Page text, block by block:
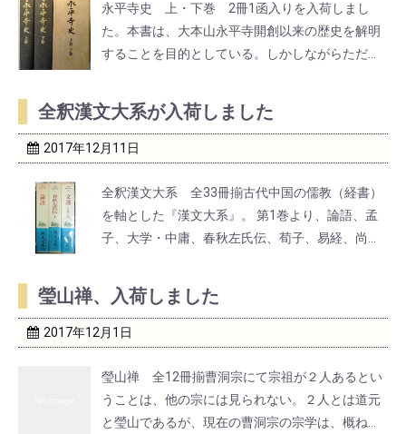
永平寺史 上・下巻 2冊1函入りを入荷しまし
た。本書は、大本山永平寺開創以来の歴史を解明
することを目的としている。しかしながらただ大
にも通じるものである。内容は御開山道元禅師・
二祖懐奨をはじめとする歴代住持の行実などをで
きるかぎり究明し ...
全釈漢文大系が入荷しました
2017年12月11日
全釈漢文大系 全33冊揃古代中国の儒教（経書）
を軸とした『漢文大系』。 第1巻より、論語、孟
子、大学・中庸、春秋左氏伝、荀子、易経、尚
瑩山禅、入荷しました
2017年12月1日
瑩山禅 全12冊揃曹洞宗にて宗祖が２人あるとい
うことは、他の宗には見られない。２人とは道元
と瑩山であるが、現在の曹洞宗の宗学は、概ね道